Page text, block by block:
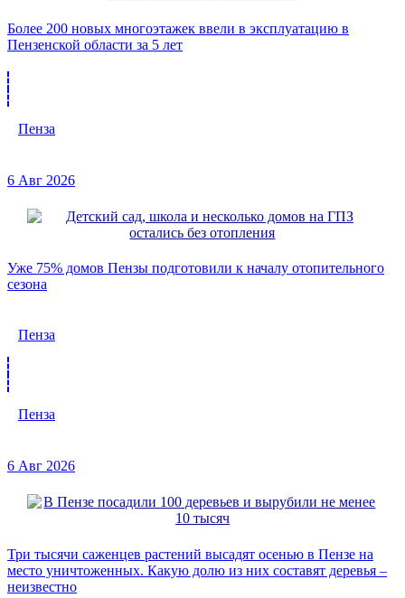
Более 200 новых многоэтажек ввели в эксплуатацию в
Пензенской области за 5 лет
Пенза
6 Авг 2026
Уже 75% домов Пензы подготовили к началу отопительного
сезона
Пенза
Пенза
6 Авг 2026
Три тысячи саженцев растений высадят осенью в Пензе на
место уничтоженных. Какую долю из них составят деревья –
неизвестно